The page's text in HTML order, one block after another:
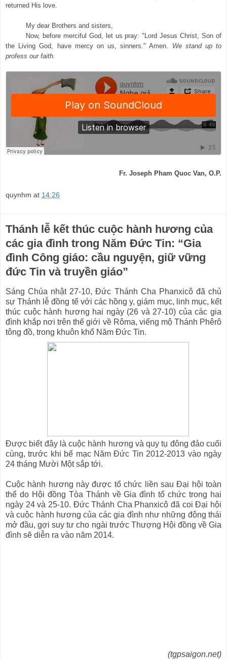
returned His love.
My dear Brothers and sisters,
Now, before merciful God, let us pray: "Lord Jesus Christ, Son of
the Living God, have mercy on us, sinners." Amen. We stand up to
profess our faith.
Fr. Joseph Pham Quoc Van, O.P.
quynhm at 14:26
Thánh lễ kết thúc cuộc hành hương của
các gia đình trong Năm Đức Tin: “Gia
đình Công giáo: cầu nguyện, giữ vững
đức Tin và truyền giáo”
Sáng Chúa nhật 27-10, Đức Thánh Cha Phanxicô đã chủ
sự Thánh lễ đồng tế với các hồng y, giám mục, linh mục, kết
thúc cuộc hành hương hai ngày (26 và 27-10) của các gia
đình khắp nơi trên thế giới về Rôma, viếng mộ Thánh Phêrô
tông đồ, trong khuôn khổ Năm Đức Tin.
Được biết đây là cuộc hành hương và quy tụ đông đảo cuối
cùng, trước khi bế mạc Năm Đức Tin 2012-2013 vào ngày
24 tháng Mười Một sắp tới.
Cuộc hành hương này được tổ chức liền sau Đại hội toàn
thể do Hội đồng Tòa Thánh về Gia đình tổ chức trong hai
ngày 24 và 25-10. Đức Thánh Cha Phanxicô đã coi Đại hội
và cuộc hành hương của các gia đình như những động thái
mở đầu, gợi suy tư cho ngài trước Thượng Hội đồng về Gia
đình sẽ diễn ra vào năm 2014.
(tgpsaigon.net)